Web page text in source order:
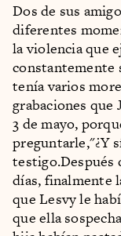
Dos de sus
diferentes
la violencia que
constantemente
tenía varios
grabaciones
3 de mayo,
preguntarle,"¿Y
testigo.Después
días, finalmente
que Lesvy le
que ella